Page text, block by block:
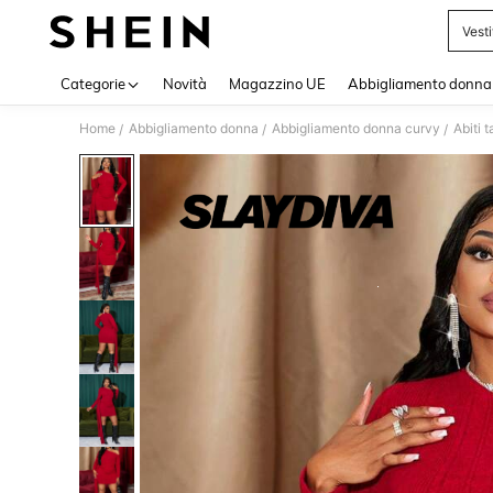
Categorie Novità Magazzino UE Abbigliamento donna
Home / Abbigliamento donna / Abbigliamento donna curvy / Abiti